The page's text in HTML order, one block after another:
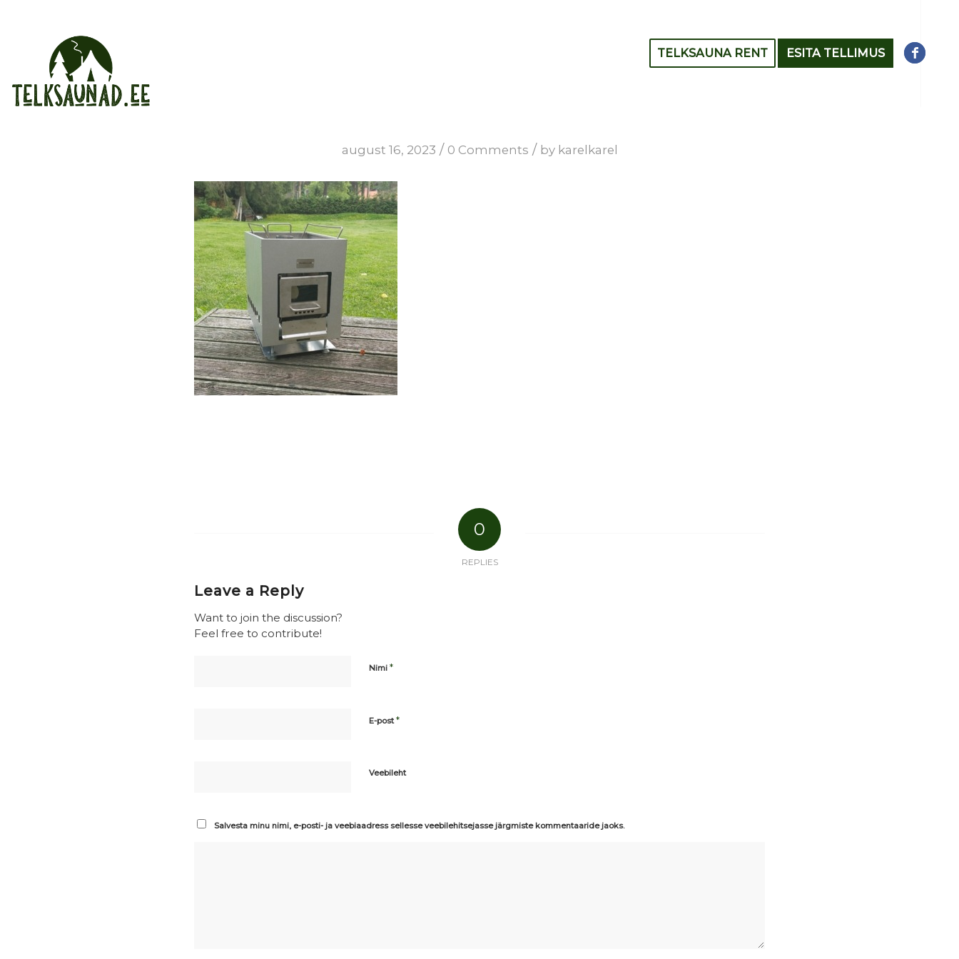
TELKSAUNA RENT ESITA TELLIMUS
august 16, 2023 / 0 Comments / by karelkarel
0
REPLIES
Leave a Reply
Want to join the discussion?
Feel free to contribute!
Nimi *
E-post*
Veebileht
Salvesta minu nimi, e-posti- ja veebiaadress sellesse veebilehitsejasse järgmiste kommentaaride jaoks.